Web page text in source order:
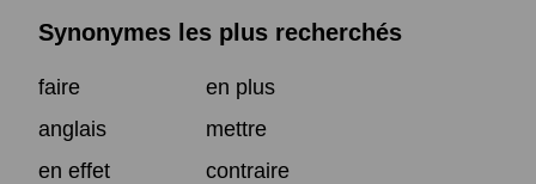
Synonymes les plus recherchés
faire
en plus
anglais
mettre
en effet
contraire